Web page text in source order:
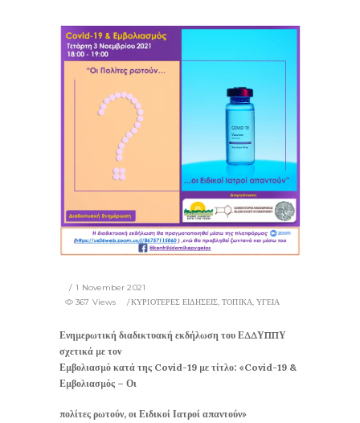
1 November 2021
ΚΥΡΙΟΤΕΡΕΣ ΕΙΔΗΣΕΙΣ,ΤΟΠΙΚΑ,ΥΓΕΙΑ
367 Views
Ενημερωτική διαδικτυακή εκδήλωση του ΕΔΔΥΠΠΥ
σχετικά με τον
Εμβολιασμό κατά της Covid-19 με τίτλο: «Covid-19 &
Εμβολιασμός – Οι
πολίτες ρωτούν, οι Ειδικοί Ιατροί απαντούν»